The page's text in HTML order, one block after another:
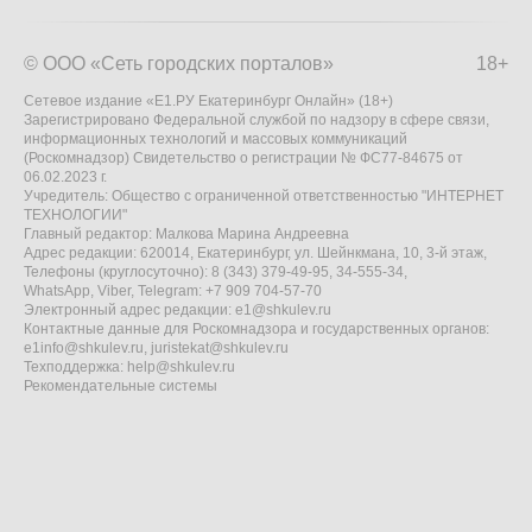
18+
© ООО «Сеть городских порталов»
Сетевое издание «Е1.РУ Екатеринбург Онлайн» (18+)
Зарегистрировано Федеральной службой по надзору в сфере связи,
информационных технологий и массовых коммуникаций
(Роскомнадзор) Свидетельство о регистрации № ФС77-84675 от
06.02.2023 г.
Учредитель: Общество с ограниченной ответственностью "ИНТЕРНЕТ
ТЕХНОЛОГИИ"
Главный редактор: Малкова Марина Андреевна
Адрес редакции: 620014, Екатеринбург, ул. Шейнкмана, 10, 3-й этаж,
Телефоны (круглосуточно): 8 (343) 379-49-95, 34-555-34,
WhatsApp, Viber, Telegram: +7 909 704-57-70
Электронный адрес редакции: e1@shkulev.ru
Контактные данные для Роскомнадзора и государственных органов:
e1info@shkulev.ru, juristekat@shkulev.ru
Техподдержка: help@shkulev.ru
Рекомендательные системы